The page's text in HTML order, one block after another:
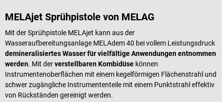
MELAjet Sprühpistole von MELAG
Mit der Sprühpistole MELAjet kann aus der
Wasseraufbereitungsanlage MELAdem 40 bei vollem Leistungsdruck
demineralisiertes Wasser für vielfältige Anwendungen entnommen
werden. Mit derverstellbaren Kombidüse können
Instrumentenoberflächen mit einem kegelförmigen Flächenstrahl und
schwer zugängliche Instrumententeile mit einem Punktstrahl effektiv
von Rückständen gereinigt werden.